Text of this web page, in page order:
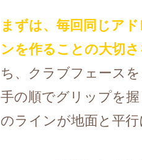
まずは、毎回同じア
ンを作ることの大切
ち、クラブフェース
手の順でグリップを
のラインが地面と平